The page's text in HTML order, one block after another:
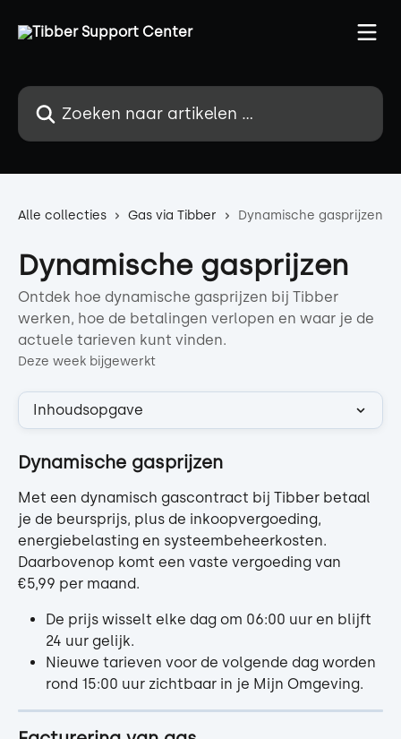
Zoeken naar artikelen ...
Alle collecties Gas via Tibber Dynamische gasprijzen
Dynamische gasprijzen
Ontdek hoe dynamische gasprijzen bij Tibber
werken, hoe de betalingen verlopen en waar je de
actuele tarieven kunt vinden.
Deze week bijgewerkt
Inhoudsopgave
Dynamische gasprijzen
Met een dynamisch gascontract bij Tibber betaal
je de beursprijs, plus de inkoopvergoeding,
energiebelasting en systeembeheerkosten.
Daarbovenop komt een vaste vergoeding van
€5,99 per maand.
De prijs wisselt elke dag om 06:00 uur en blijft
24 uur gelijk.
Nieuwe tarieven voor de volgende dag worden
rond 15:00 uur zichtbaar in je Mijn Omgeving.